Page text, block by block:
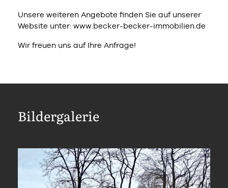
Unsere weiteren Angebote finden Sie auf unserer
Website unter: www.becker-becker-immobilien.de
Wir freuen uns auf Ihre Anfrage!
Bildergalerie